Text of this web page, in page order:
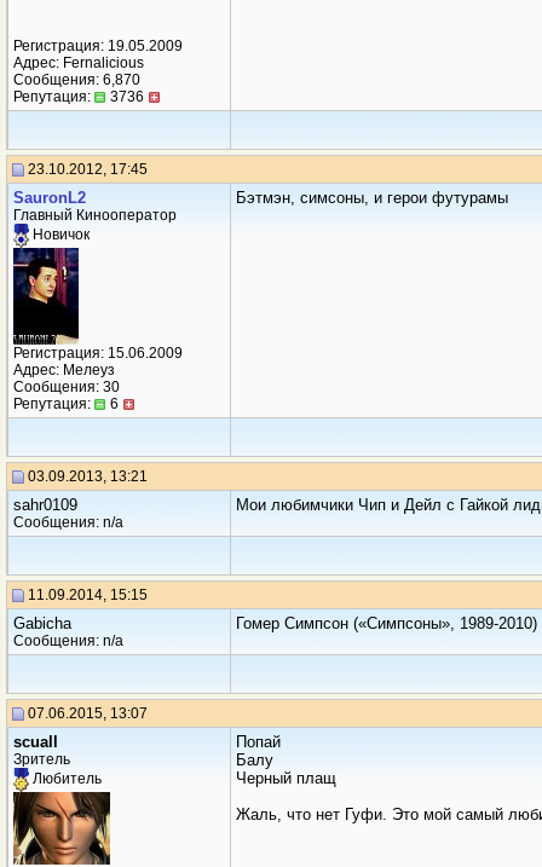
Регистрация: 19.05.2009
Адрес: Fernalicious
Сообщения: 6,870
Репутация:
3736
23.10.2012, 17:45
SauronL2
Главный Кинооператор
Новичок
Регистрация: 15.06.2009
Адрес: Мелеуз
Сообщения: 30
Репутация:
6
Бэтмэн, симсоны, и герои футурамы
03.09.2013, 13:21
sahr0109
Сообщения: n/a
Мои любимчики Чип и Дейл с Гайкой
11.09.2014, 15:15
Gabicha
Сообщения: n/a
Гомер Симпсон («Симпсоны», 1989-2010)
07.06.2015, 13:07
scuall
Зритель
Любитель
Попай
Балу
Черный плащ
Жаль, что нет Гуфи. Это мой самый